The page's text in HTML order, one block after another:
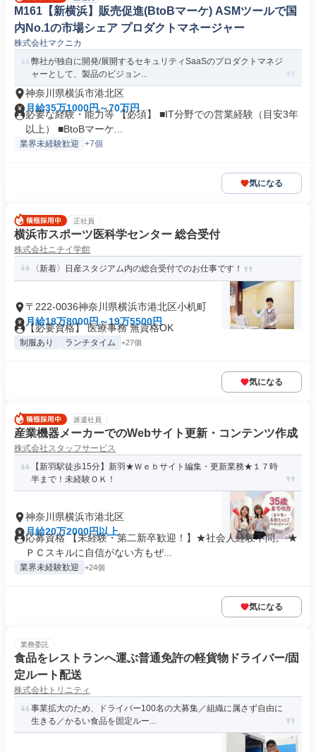
M161【新横浜】販売促進(BtoBマーケ) ASMツールで国
内No.1の市場シェア プロダクトマネージャー
株式会社マクニカ
弊社が独自に開発/展開するセキュリティSaaSのプロダクトマネジ
ャーとして、製品のビジョン...
神奈川県横浜市港北区
月給35万1000円～70万円
必要な経験・能力等 【必須】 ■IT分野での営業経験（目安3年
以上） ■BtoBマーケ...
業界未経験歓迎 +7個
気になる
正社員
横浜市スポーツ医科学センター 総合受付
株式会社ニチイ学館
〈新着〉日産スタジアム内の総合受付でのお仕事です！
〒222-0036神奈川県横浜市港北区小机町
月給18万8000円～19万5500円
【必要資格】 医療事務 無資格OK
制服あり ランチタイム +27個
気になる
派遣社員
産業機器メーカーでのWebサイト更新・コンテンツ作成
株式会社スタッフサービス
【新羽駅徒歩15分】新羽★Ｗｅｂサイト編集・更新業務★１７時
半まで！未経験ＯＫ！
神奈川県横浜市港北区
月給20万2000円以上
応募資格 【未経験・第二新卒歓迎！】★社会人経験不問。 ★
ＰＣスキルに自信がない方もぜ...
業界未経験歓迎 +24個
気になる
業務委託
食品をレストランへ運ぶ普通免許の軽貨物ドライバー/固
定ルート配送
株式会社トリニティ
事業拡大のため、ドライバー100名の大募集／組織に属さず自由に
生きる／かるい食品を固定ルー...